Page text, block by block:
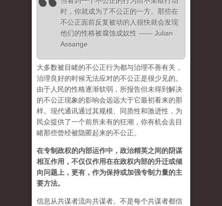
时，你就成为了不公正的一方。那些在
不公正面前反复被动的人很快就会发现
他们的性格被腐蚀成奴性 —— Julian
Assange
大多数被目睹的不公正行为都与治理不善有关，
治理良好的时候无法应对的不公正是很少见的。
由于人民的性格逐渐软弱，所报告但未得到解决
的不公正现象的影响会远远大于它最初看来的那
样。现代通讯通过其规模、同质性和激进性，为
民众提供了一个前所未有的狂潮，你有机会去目
睹那些曾经被隐匿起来的不公正。
在专制政权的内部运作中，政治精英之间的阴谋
相互作用，不仅仅作用在在政权内部的升迁或倾
向问题上，更有，作为保持或加强专制力量的主
要方法。
信息从共谋者流向共谋者。不是每个共谋者都信